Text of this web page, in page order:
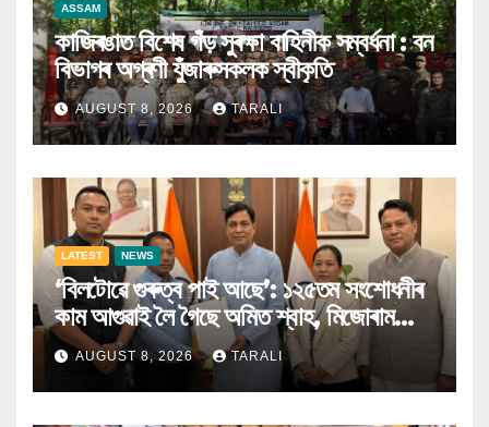
ASSAM
কাজিৰঙাত বিশেষ গঁড় সুৰক্ষা বাহিনীক সম্বৰ্ধনা : বন
বিভাগৰ অগ্ৰণী যুঁজাৰুসকলক স্বীকৃতি
AUGUST 8, 2026 TARALI
LATEST NEWS
‘বিলটোৱে গুৰুত্ব পাই আছে’: ১২৫তম সংশোধনীৰ
কাম আগুৱাই লৈ গৈছে অমিত শ্বাহ, মিজোৰাম
বিজেপিক ক’লে গৃহ ৰাজ্য মন্ত্ৰীয়ে
AUGUST 8, 2026 TARALI